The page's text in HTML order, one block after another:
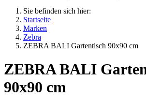
Sie befinden sich hier:
Startseite
Marken
Zebra
ZEBRA BALI Gartentisch 90x90 cm
ZEBRA BALI
90x90 cm